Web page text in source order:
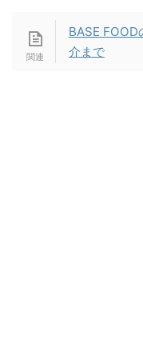
BASE FOOD
介まで